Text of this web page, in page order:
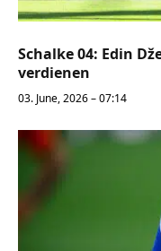
Schalke 04: Edin
verdienen
03. June, 2026 – 07:14